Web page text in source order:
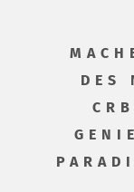
DES